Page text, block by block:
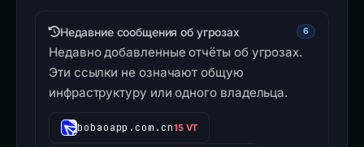
Недавние сообщения об угрозах 6
Недавно добавленные отчёты об угрозах.
Эти ссылки не означают общую
инфраструктуру или одного владельца.
bobaoapp.com.cn15 VT